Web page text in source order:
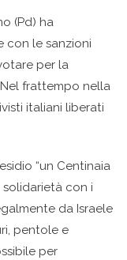
(Pd) ha
con le sanzioni
per la
frattempo nella
italiani liberati
“un Centinaia
solidarietà con i
da Israele
pentole e
per